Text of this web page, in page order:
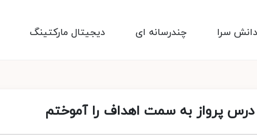
دیجیتال مارکتینگ چندرسانه ای دانش سرا
پرواز به سمت اهداف را آموختم